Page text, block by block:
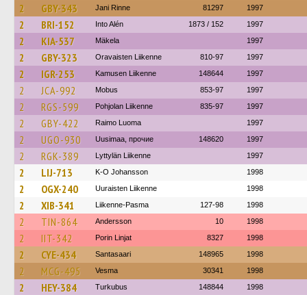
2 GBY-343 Jani Rinne 81297 1997
2 BRI-152 Into Alén 1873 / 152 1997
2 KIA-537 Mäkela 1997
2 GBY-323 Oravaisten Liikenne 810-97 1997
2 IGR-253 Kamusen Liikenne 148644 1997
2 JCA-992 Mobus 853-97 1997
2 RGS-599 Pohjolan Liikenne 835-97 1997
2 GBY-422 Raimo Luoma 1997
2 UGO-930 Uusimaa, прочие 148620 1997
2 RGK-389 Lyttylän Liikenne 1997
2 LIJ-713 K-O Johansson 1998
2 OGX-240 Uuraisten Liikenne 1998
2 XIB-341 Liikenne-Pasma 127-98 1998
2 TIN-864 Andersson 10 1998
2 IIT-342 Porin Linjat 8327 1998
2 CYE-434 Santasaari 148965 1998
2 MCG-495 Vesma 30341 1998
2 HEY-384 Turkubus 148844 1998